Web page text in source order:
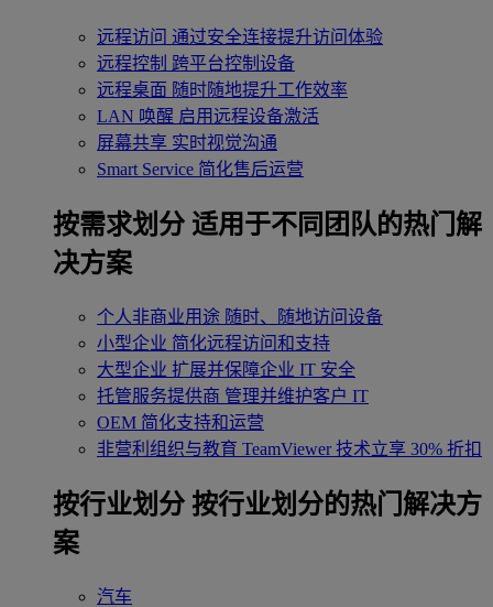
远程访问 通过安全连接提升访问体验
远程控制 跨平台控制设备
远程桌面 随时随地提升工作效率
LAN 唤醒 启用远程设备激活
屏幕共享 实时视觉沟通
Smart Service 简化售后运营
按需求划分 适用于不同团队的热门解
决方案
个人非商业用途 随时、随地访问设备
小型企业 简化远程访问和支持
大型企业 扩展并保障企业 IT 安全
托管服务提供商 管理并维护客户 IT
OEM 简化支持和运营
非营利组织与教育 TeamViewer 技术立享 30% 折扣
‌按行业划分 按行业划分的热门解决方
案
汽车